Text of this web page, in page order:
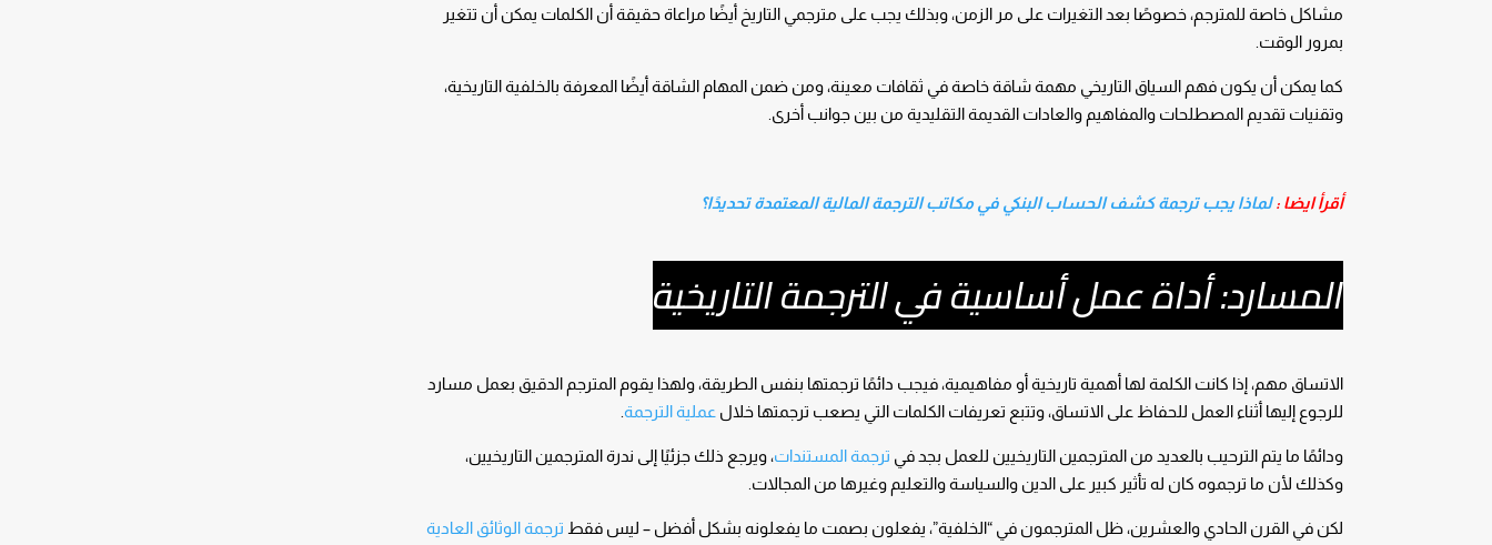
مشاكل خاصة للمترجم، خصوصًا بعد التغيرات على مر الزمن، وبذلك يجب على مترجمي التاريخ أيضًا مراعاة حقيقة أن الكلمات يمكن أن تتغير
بمرور الوقت.
كما يمكن أن يكون فهم السياق التاريخي مهمة شاقة خاصة في ثقافات معينة، ومن ضمن المهام الشاقة أيضًا المعرفة بالخلفية التاريخية،
وتقنيات تقديم المصطلحات والمفاهيم والعادات القديمة التقليدية من بين جوانب أخرى.
أقرأ ايضا :لماذا يجب ترجمة كشف الحساب البنكي في مكاتب الترجمة المالية المعتمدة تحديدًا؟
المسارد: أداة عمل أساسية في الترجمة التاريخية
الاتساق مهم، إذا كانت الكلمة لها أهمية تاريخية أو مفاهيمية، فيجب دائمًا ترجمتها بنفس الطريقة، ولهذا يقوم المترجم الدقيق بعمل مسارد
للرجوع إليها أثناء العمل للحفاظ على الاتساق، وتتبع تعريفات الكلمات التي يصعب ترجمتها خلال عملية الترجمة
ودائمًا ما يتم الترحيب بالعديد من المترجمين التاريخيين للعمل بجد في ترجمة المستندات، ويرجع ذلك جزئيًا إلى ندرة المترجمين التاريخيين،
وكذلك لأن ما ترجموه كان له تأثير كبير على الدين والسياسة والتعليم وغيرها من المجالات.
لكن في القرن الحادي والعشرين، ظل المترجمون في “الخلفية”، يفعلون بصمت ما يفعلونه بشكل أفضل – ليس فقط ترجمة الوثائق العادية